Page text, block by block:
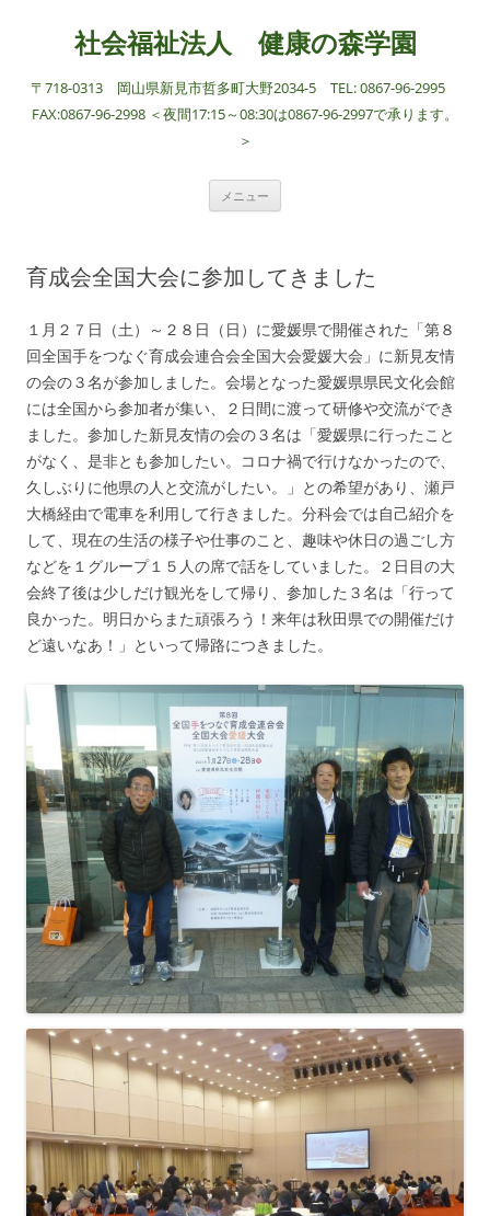
社会福祉法人 健康の森学園
〒718-0313 岡山県新見市哲多町大野2034-5 TEL: 0867-96-2995
FAX:0867-96-2998 ＜夜間17:15～08:30は0867-96-2997で承ります。
＞
メニュー
ス
キ
プ
育成会全国大会に参加してきました
１月２７日（土）～２８日（日）に愛媛県で開催された「第８
回全国手をつなぐ育成会連合会全国大会愛媛大会」に新見友情
の会の３名が参加しました。会場となった愛媛県県民文化会館
には全国から参加者が集い、２日間に渡って研修や交流ができ
ました。参加した新見友情の会の３名は「愛媛県に行ったこと
がなく、是非とも参加したい。コロナ禍で行けなかったので、
久しぶりに他県の人と交流がしたい。」との希望があり、瀬戸
大橋経由で電車を利用して行きました。分科会では自己紹介を
して、現在の生活の様子や仕事のこと、趣味や休日の過ごし方
などを１グループ１５人の席で話をしていました。２日目の大
会終了後は少しだけ観光をして帰り、参加した３名は「行って
良かった。明日からまた頑張ろう！来年は秋田県での開催だけ
ど遠いなあ！」といって帰路につきました。